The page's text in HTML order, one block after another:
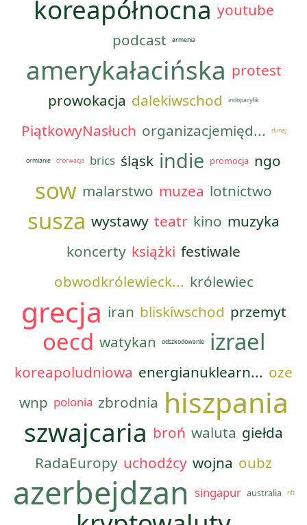
koreapółnocna youtube
podcast
armenia
amerykałacińska protest
prowokacja dalekiwschod indopacyfik
PiątkowyNasłuch organizacjemięd... dunaj
ormianie chorwacja brics śląsk indie promocja ngo
sow malarstwo muzea lotnictwo
susza wystawy teatr kino muzyka
koncerty książki festiwale
obwodkrólewieck... królewiec
grecja iran bliskiwschod przemyt
oecd watykan odszkodowanie izrael
koreapoludniowa energianuklearn... oze
wnp polonia zbrodnia hiszpania
szwajcaria broń waluta giełda
RadaEuropy uchodźcy wojna oubz
azerbejdzan singapur australia nft